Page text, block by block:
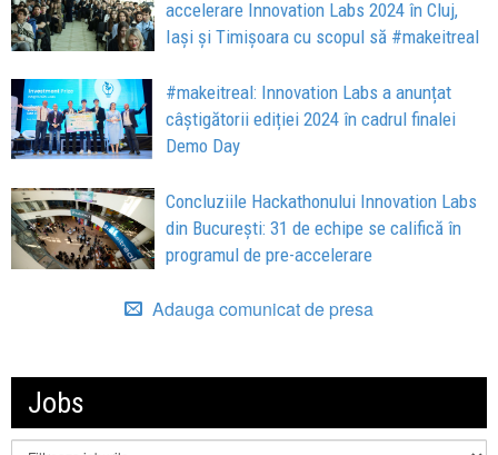
accelerare Innovation Labs 2024 în Cluj,
Iași și Timișoara cu scopul să #makeitreal
#makeitreal: Innovation Labs a anunțat
câștigătorii ediției 2024 în cadrul finalei
Demo Day
Concluziile Hackathonului Innovation Labs
din București: 31 de echipe se califică în
programul de pre-accelerare
Adauga comunicat de presa
Jobs